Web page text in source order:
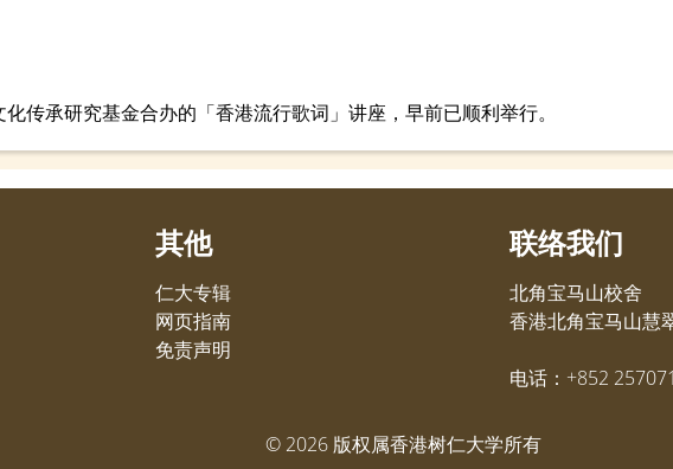
传承研究基金合办的「香港流行歌词」讲座，早前已顺利举行。
其他
仁大专辑
网页指南
免责声明
联络我们
北角宝马山校舍
香港北角宝马山慧
电话：+852
© 2026版权属香港树仁大学所有